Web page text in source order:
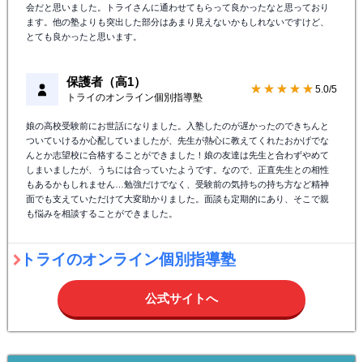
会だと思いました。トライさんに通わせてもらって良かったなと思っており
ます。他の塾よりも突出した部分はあまり見えないかもしれないですけど、
とても良かったと思います。
保護者（高1）
トライのオンライン個別指導塾
★★★★★ 5.0/5
娘の高校受験前にお世話になりました。入塾したのが遅かったのできちんと
ついていけるか心配していましたが、先生が熱心に教えてくれたおかげでな
んとか志望校に合格することができました！娘の友達は先生と合わずやめて
しまいましたが、うちには合っていたようです。なので、正直先生との相性
もあるかもしれません…勉強だけでなく、受験前の気持ちの持ち方など精神
面でも支えていただけて大変助かりました。面談も定期的にあり、そこで親
も悩みを相談することができました。
トライのオンライン個別指導塾
公式サイトへ